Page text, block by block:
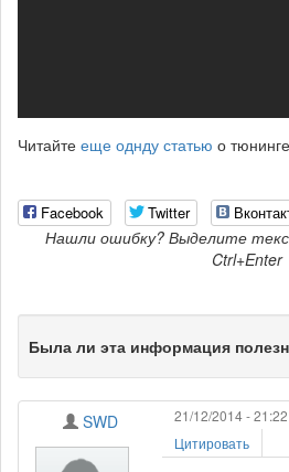
Читайте еще однду статью о
Facebook Twitter
Нашли ошибку? Выделите
Ctrl+Enter
Была ли эта информация
SWD 21/12/2014 - 21:22
Цитировать